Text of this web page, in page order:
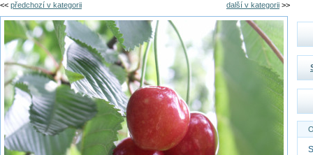
<< předchozí v kategorii další v kategorii >>